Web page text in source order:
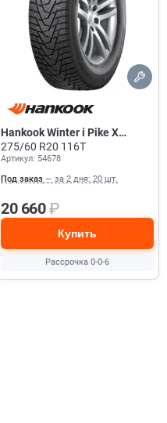
Hankook Winter i Pike X
W429A
275/60 R20 116T
Артикул: 54678
Под заказ — за 2 дня: 20 шт.
20 660₽
Купить
Рассрочка 0-0-6